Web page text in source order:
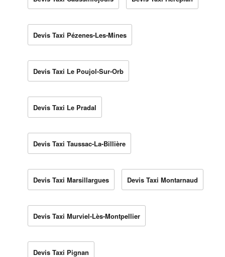
Devis Taxi Pézenes-Les-Mines
Devis Taxi Le Poujol-Sur-Orb
Devis Taxi Le Pradal
Devis Taxi Taussac-La-Billière
Devis Taxi Marsillargues Devis Taxi Montarnaud
Devis Taxi Murviel-Lès-Montpellier
Devis Taxi Pignan